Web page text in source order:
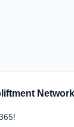
Network